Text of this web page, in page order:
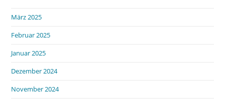
März 2025
Februar 2025
Januar 2025
Dezember 2024
November 2024